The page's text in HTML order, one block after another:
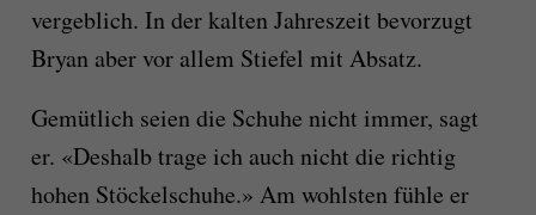
vergeblich. In der kalten Jahreszeit bevorzugt
Bryan aber vor allem Stiefel mit Absatz.
Gemütlich seien die Schuhe nicht immer, sagt
er. «Deshalb trage ich auch nicht die richtig
hohen Stöckelschuhe.» Am wohlsten fühle er